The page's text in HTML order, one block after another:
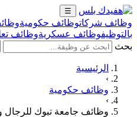
☰
وظائف شركاتوظائف حكومية
بالتوظيفوظائف عسكريةوظائف
بحث
الرئيسية
›
وظائف حكومية
›